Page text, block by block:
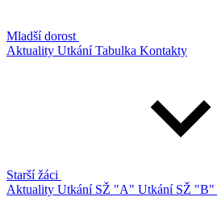
Mladší dorost
Aktuality UtkáníTabulka Kontakty
Starší žáci
Aktuality Utkání SŽ "A" Utkání SŽ "B"